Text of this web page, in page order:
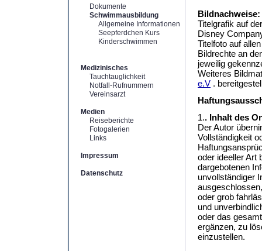
Dokumente
Schwimmausbildung
Allgemeine Informationen
Seepferdchen Kurs
Kinderschwimmen
Medizinisches
Tauchtauglichkeit
Notfall-Rufnummern
Vereinsarzt
Medien
Reiseberichte
Fotogalerien
Links
Impressum
Datenschutz
Bildnachweise:
Titelgrafik auf
Disney
Titelfoto auf
Bildrechte an
jeweilig
Weiteres
e.V .
1.. Inhalt des
Der Autor
Vollständigkeit
oder ideeller Art
dargebotenen
unvollständiger
oder grob
und
oder das
ergänzen, zu
einzustellen.